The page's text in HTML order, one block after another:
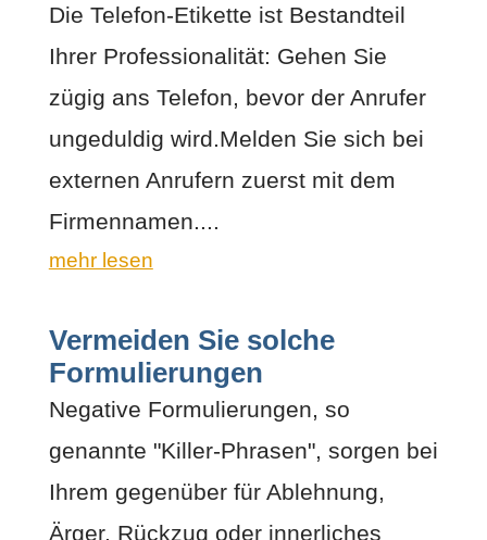
Die Telefon-Etikette ist Bestandteil
Ihrer Professionalität: Gehen Sie
zügig ans Telefon, bevor der Anrufer
ungeduldig wird.Melden Sie sich bei
externen Anrufern zuerst mit dem
Firmennamen....
mehr lesen
Vermeiden Sie solche
Formulierungen
Negative Formulierungen, so
genannte "Killer-Phrasen", sorgen bei
Ihrem gegenüber für Ablehnung,
Ärger, Rückzug oder innerliches